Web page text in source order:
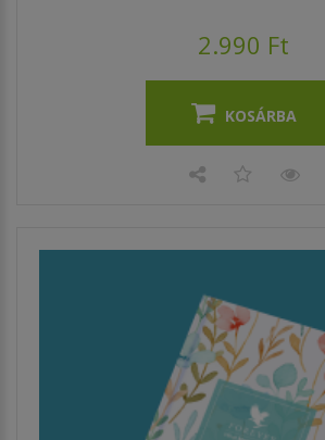
2.990 Ft
KOSÁRBA